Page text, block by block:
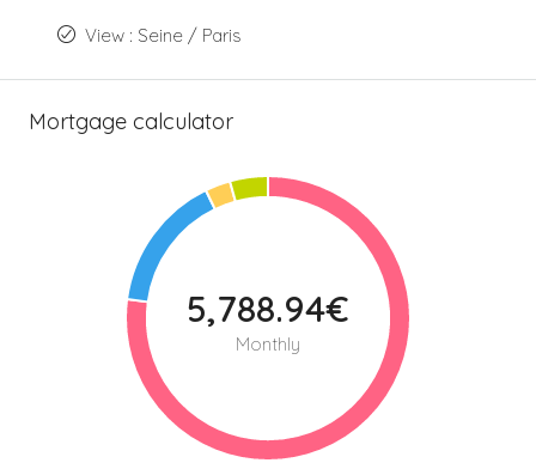
View : Seine / Paris
Mortgage calculator
5,788.94€
Monthly